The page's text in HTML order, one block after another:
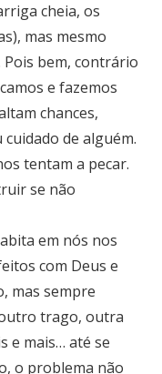
cheia, os
mas mesmo
bem, contrário
e fazemos
chances,
de alguém.
tentam a pecar.
se não
em nós nos
com Deus e
mas sempre
trago, outra
e mais… até se
o problema não